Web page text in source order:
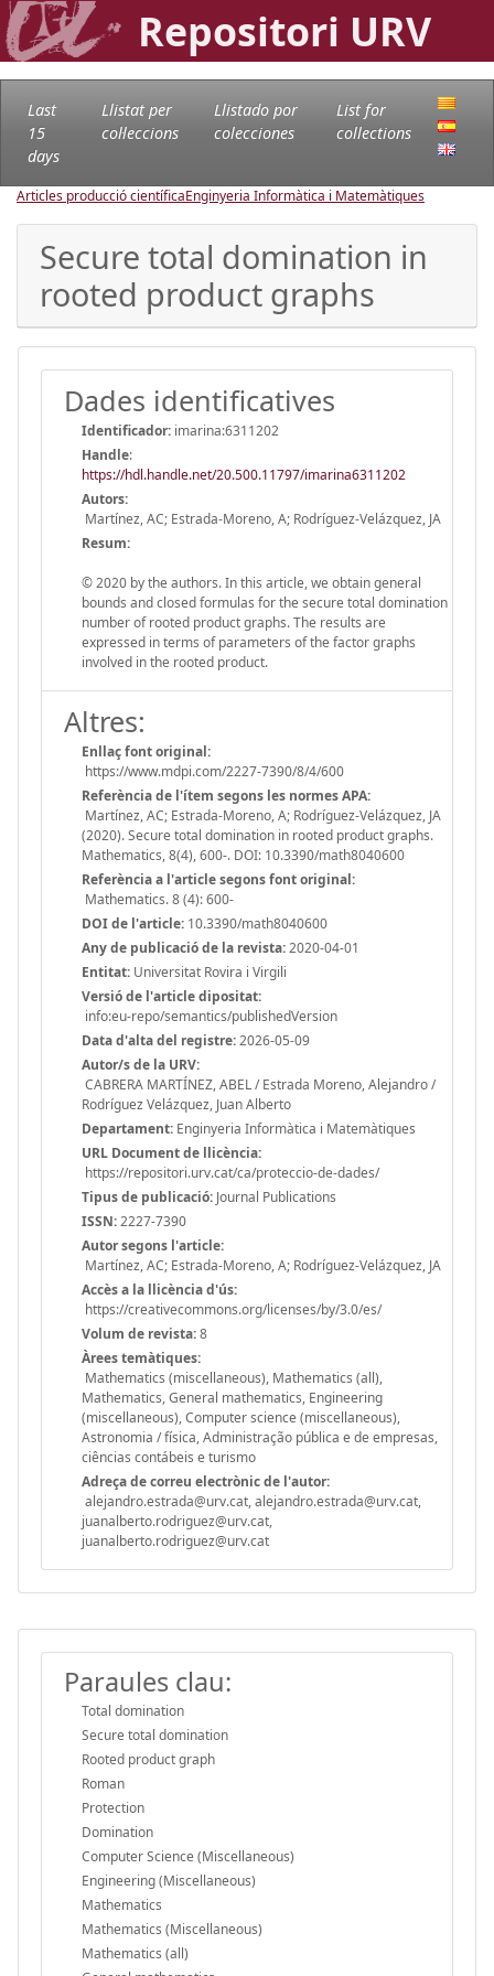
Repositori URV
Last
15
days
Llistat per
col·leccions
Llistado por
colecciones
List for
collections
Articles producció científicaEnginyeria Informàtica i Matemàtiques
Secure total domination in
rooted product graphs
Dades identificatives
Identificador: imarina:6311202
Handle:
https://hdl.handle.net/20.500.11797/imarina6311202
Autors:
Martínez, AC; Estrada-Moreno, A; Rodríguez-Velázquez, JA
Resum:
© 2020 by the authors. In this article, we obtain general
bounds and closed formulas for the secure total domination
number of rooted product graphs. The results are
expressed in terms of parameters of the factor graphs
involved in the rooted product.
Altres:
Enllaç font original:
https://www.mdpi.com/2227-7390/8/4/600
Referència de l'ítem segons les normes APA:
Martínez, AC; Estrada-Moreno, A; Rodríguez-Velázquez, JA
(2020). Secure total domination in rooted product graphs.
Mathematics, 8(4), 600-. DOI: 10.3390/math8040600
Referència a l'article segons font original:
Mathematics. 8 (4): 600-
DOI de l'article: 10.3390/math8040600
Any de publicació de la revista:2020-04-01
Entitat: Universitat Rovira i Virgili
Versió de l'article dipositat:
info:eu-repo/semantics/publishedVersion
Data d'alta del registre:2026-05-09
Autor/s de la URV:
CABRERA MARTÍNEZ, ABEL / Estrada Moreno, Alejandro /
Rodríguez Velázquez, Juan Alberto
Departament: Enginyeria Informàtica i Matemàtiques
URL Document de llicència:
https://repositori.urv.cat/ca/proteccio-de-dades/
Tipus de publicació: Journal Publications
ISSN:2227-7390
Autor segons l'article:
Martínez, AC; Estrada-Moreno, A; Rodríguez-Velázquez, JA
Accès a la llicència d'ús:
https://creativecommons.org/licenses/by/3.0/es/
Volum de revista:8
Àrees temàtiques:
Mathematics (miscellaneous), Mathematics (all),
Mathematics, General mathematics, Engineering
(miscellaneous), Computer science (miscellaneous),
Astronomia / física, Administração pública e de empresas,
ciências contábeis e turismo
Adreça de correu electrònic de l'autor:
alejandro.estrada@urv.cat, alejandro.estrada@urv.cat,
juanalberto.rodriguez@urv.cat,
juanalberto.rodriguez@urv.cat
Paraules clau:
Total domination
Secure total domination
Rooted product graph
Roman
Protection
Domination
Computer Science (Miscellaneous)
Engineering (Miscellaneous)
Mathematics
Mathematics (Miscellaneous)
Mathematics (all)